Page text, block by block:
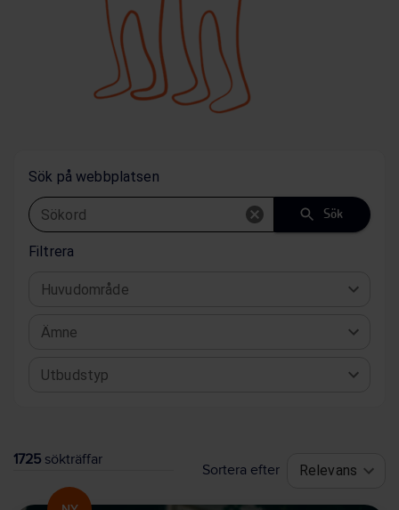
Sök på webbplatsen
Sökord Sök
Filtrera
Huvudområde
Ämne
Utbudstyp
1725 sökträffar
Sortera efter Relevans